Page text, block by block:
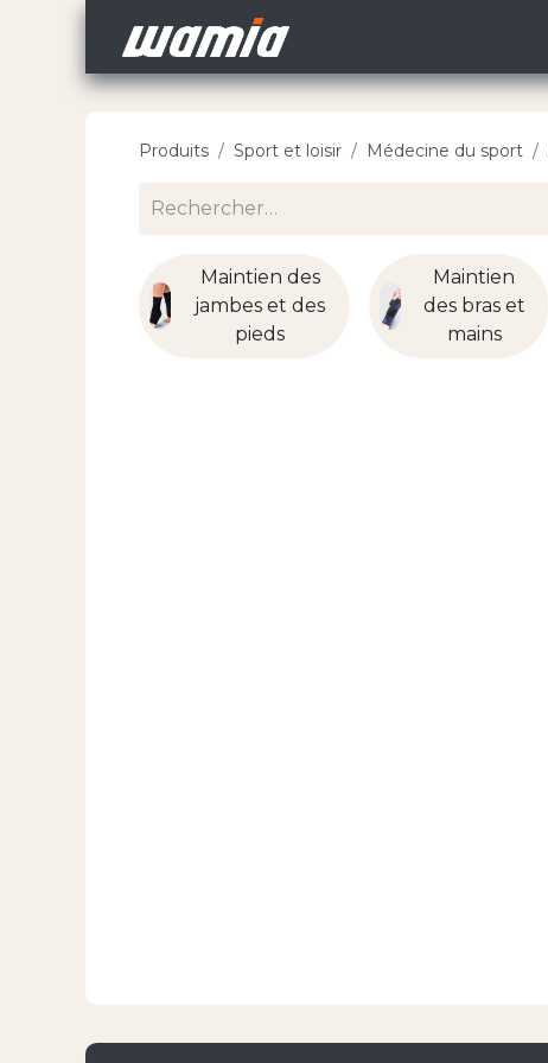
Produits Sport et loisir Médecine du sport
Maintien des
jambes et des
pieds
Maintien
des bras et
mains